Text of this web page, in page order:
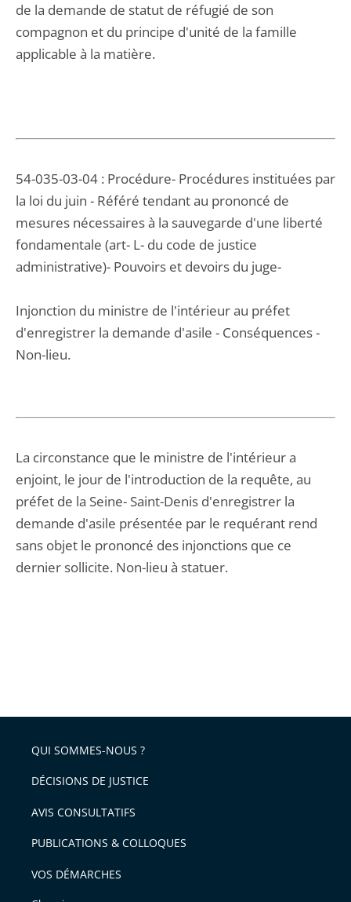
de la demande de statut de réfugié de son
compagnon et du principe d'unité de la famille
applicable à la matière.
54-035-03-04 : Procédure- Procédures instituées par
la loi du juin - Référé tendant au prononcé de
mesures nécessaires à la sauvegarde d'une liberté
fondamentale (art- L- du code de justice
administrative)- Pouvoirs et devoirs du juge-
Injonction du ministre de l'intérieur au préfet
d'enregistrer la demande d'asile - Conséquences -
Non-lieu.
La circonstance que le ministre de l'intérieur a
enjoint, le jour de l'introduction de la requête, au
préfet de la Seine- Saint-Denis d'enregistrer la
demande d'asile présentée par le requérant rend
sans objet le prononcé des injonctions que ce
dernier sollicite. Non-lieu à statuer.
QUI SOMMES-NOUS ?
DÉCISIONS DE JUSTICE
AVIS CONSULTATIFS
PUBLICATIONS & COLLOQUES
VOS DÉMARCHES